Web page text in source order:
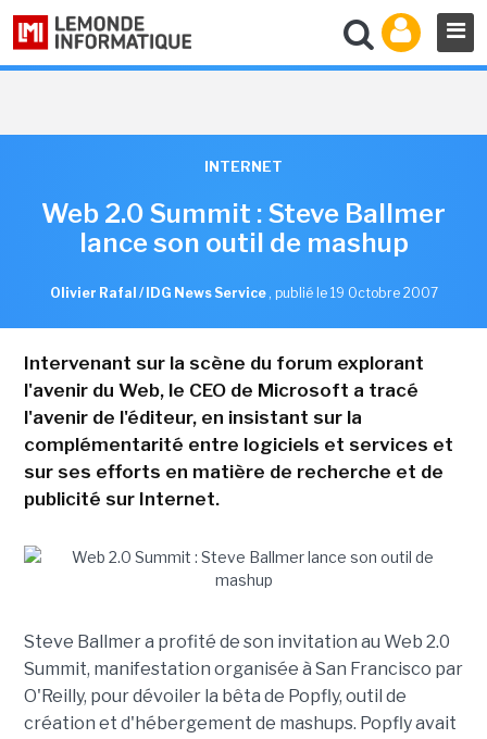
INTERNET
Web 2.0 Summit : Steve Ballmer
lance son outil de mashup
Olivier Rafal / IDG News Service , publié le 19 Octobre 2007
Intervenant sur la scène du forum explorant
l'avenir du Web, le CEO de Microsoft a tracé
l'avenir de l'éditeur, en insistant sur la
complémentarité entre logiciels et services et
sur ses efforts en matière de recherche et de
publicité sur Internet.
Steve Ballmer a profité de son invitation au Web 2.0
Summit, manifestation organisée à San Francisco par
O'Reilly, pour dévoiler la bêta de Popfly, outil de
création et d'hébergement de mashups. Popfly avait